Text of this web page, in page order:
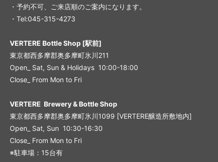
・予約不可、ご来店順のご案内になります。
・Tel:045-315-4273
VERTERE Bottle Shop [駅前]
東京都西多摩郡奥多摩町氷川211
Open_ Sat, Sun & Holidays 10:00-18:00
Close_ From Mon to Fri
VERTERE Brewery & Bottle Shop
東京都西多摩郡奥多摩町氷川1099 [VERTERE醸造所敷地内]
Open_ Sat, Sun 10:30-16:30
Close_ From Mon to Fri
※駐車場：15台有